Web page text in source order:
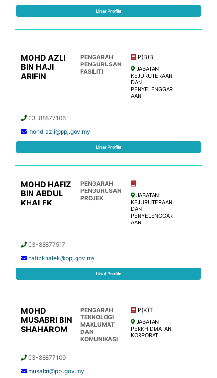
Lihat Profile
MOHD AZLI
BIN HAJI
ARIFIN
PENGARAH
PENGURUSAN
FASILITI
P(B)B
JABATAN
KEJURUTERAAN
DAN
PENYELENGGAR
AAN
03-88877106
mohd_azli@ppj.gov.my
Lihat Profile
MOHD HAFIZ
BIN ABDUL
KHALEK
PENGARAH
PENGURUSAN
PROJEK
JABATAN
KEJURUTERAAN
DAN
PENYELENGGAR
AAN
03-88877517
hafizkhalek@ppj.gov.my
Lihat Profile
MOHD
MUSABRI BIN
SHAHAROM
PENGARAH
TEKNOLOGI
MAKLUMAT
DAN
KOMUNIKASI
P(K)T
JABATAN
PERKHIDMATAN
KORPORAT
03-88877109
musabri@ppj.gov.my